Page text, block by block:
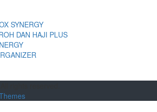
SYNERGY
DAN HAJI PLUS